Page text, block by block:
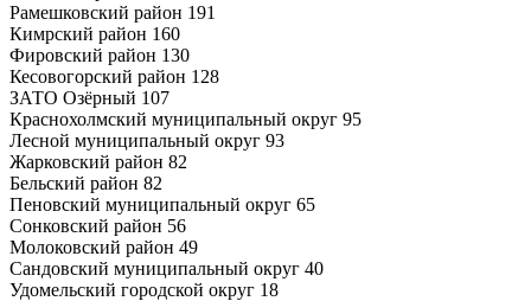
Рамешковский район 191
Кимрский район 160
Фировский район 130
Кесовогорский район 128
ЗАТО Озёрный 107
Краснохолмский муниципальный округ 95
Лесной муниципальный округ 93
Жарковский район 82
Бельский район 82
Пеновский муниципальный округ 65
Сонковский район 56
Молоковский район 49
Сандовский муниципальный округ 40
Удомельский городской округ 18